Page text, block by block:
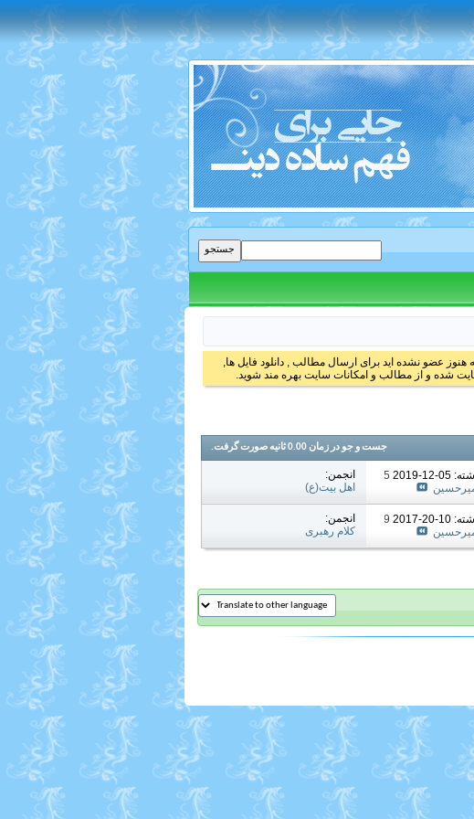
هنوز عضو نشده اید برای ارسال مطالب , دانلود فایل ها,
شده و از مطالب و امکانات سایت بهره مند شوید.
جست و جو در زمان 0.00ثانیه صورت گرفت.
2019
05:05 PM
انجمن:
اهل بیت(ع)
2017
06:59 AM
انجمن:
کلام رهبری